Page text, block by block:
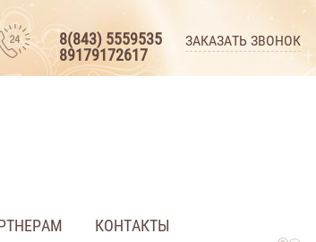
8(843) 5559535
89179172617
ЗАКАЗАТЬ ЗВОНОК
КОНТАКТЫ